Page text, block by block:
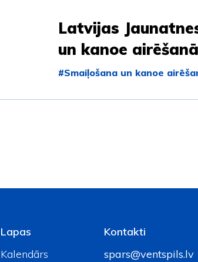
Latvijas
un kanoe airēšanā
#Smaiļošana un kanoe
Lapas
Kalendārs
Kontakti
spars@ventspils.lv